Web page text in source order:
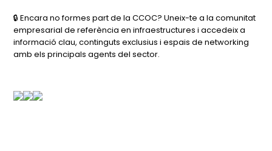
🔒 Encara no formes part de la CCOC? Uneix-te a la comunitat
empresarial de referència en infraestructures i accedeix a
informació clau, continguts exclusius i espais de networking
amb els principals agents del sector.